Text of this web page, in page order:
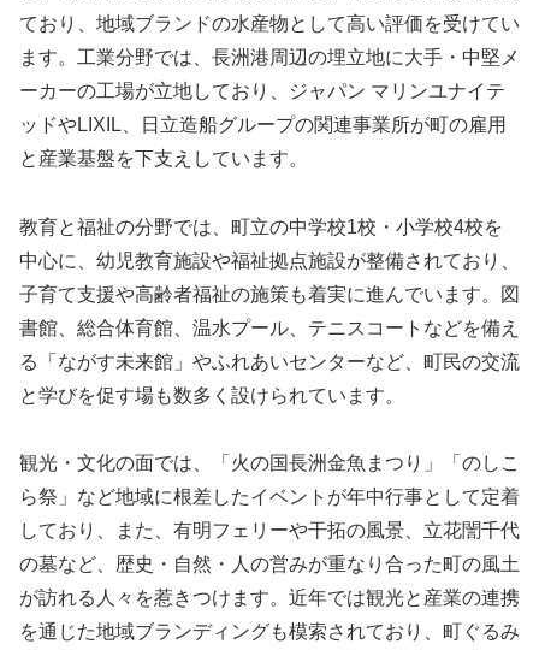
ており、地域ブランドの水産物として高い評価を受けてい
ます。工業分野では、長洲港周辺の埋立地に大手・中堅メ
ーカーの工場が立地しており、ジャパン マリンユナイテ
ッドやLIXIL、日立造船グループの関連事業所が町の雇用
と産業基盤を下支えしています。
教育と福祉の分野では、町立の中学校1校・小学校4校を
中心に、幼児教育施設や福祉拠点施設が整備されており、
子育て支援や高齢者福祉の施策も着実に進んでいます。図
書館、総合体育館、温水プール、テニスコートなどを備え
る「ながす未来館」やふれあいセンターなど、町民の交流
と学びを促す場も数多く設けられています。
観光・文化の面では、「火の国長洲金魚まつり」「のしこ
ら祭」など地域に根差したイベントが年中行事として定着
しており、また、有明フェリーや干拓の風景、立花誾千代
の墓など、歴史・自然・人の営みが重なり合った町の風土
が訪れる人々を惹きつけます。近年では観光と産業の連携
を通じた地域ブランディングも模索されており、町ぐるみ